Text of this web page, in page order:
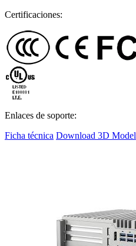
Certificaciones:
Enlaces de soporte:
Ficha técnica Download 3D Model